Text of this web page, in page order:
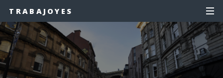
TRABAJOYES